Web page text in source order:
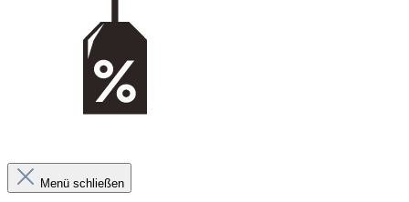
Menü schließen